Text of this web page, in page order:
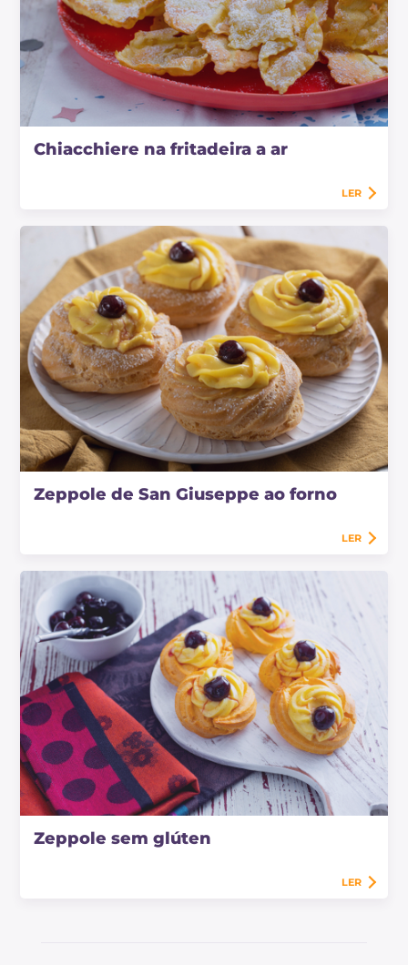
Chiacchiere na fritadeira a ar
LER
Zeppole de San Giuseppe ao forno
LER
Zeppole sem glúten
LER